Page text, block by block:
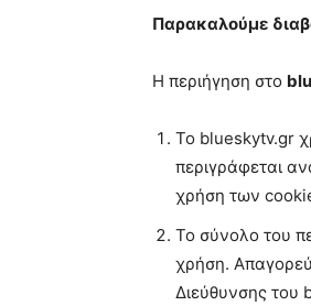
Παρακαλούμε
Η περιήγηση στο
To blueskytv.gr
περιγράφεται
χρήση των
Το σύνολο του
χρήση.
Διεύθυνσης του